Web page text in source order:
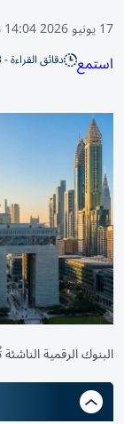
17 يونيو 2026 14:04 مساء
استمع دقائق القراءة - 3
البنوك الرقمية